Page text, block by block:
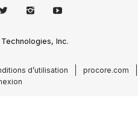
Inc.
d’utilisation
procore.com